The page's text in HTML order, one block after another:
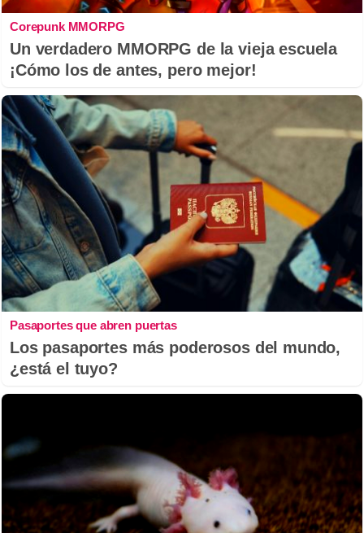
Corepunk MMORPG
Un verdadero MMORPG de la vieja escuela
¡Cómo los de antes, pero mejor!
Pasaportes que abren puertas
Los pasaportes más poderosos del mundo,
¿está el tuyo?